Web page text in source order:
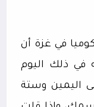
في غزة أن
في ذلك اليوم
اليمين وستة